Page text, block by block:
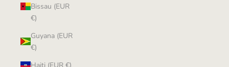
Bissau (EUR
€)
Guyana (EUR
€)